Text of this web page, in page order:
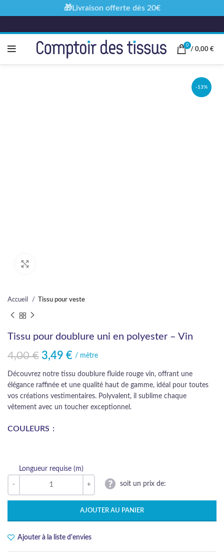
0
/ 0,00 €
-13%
Accueil Tissu pour veste
Tissu pour doublure uni en polyester – Vin
4,00€
Le prix initial était : 4,00 €.
3,49 €
Le prix actuel est : 3,49 €./ mètre
Découvrez notre tissu doublure fluide rouge vin, offrant une
élégance raffinée et une qualité haut de gamme, idéal pour toutes
vos créations vestimentaires. Polyvalent, il sublime chaque
vêtement avec un toucher exceptionnel.
COULEURS
Longueur requise (m)
soit un prix de:
AJOUTER AU PANIER
Ajouter à la liste d'envies
🎁Livraison offerte dès 20€